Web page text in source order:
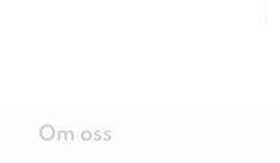
Om oss